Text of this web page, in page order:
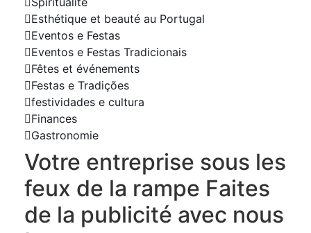
Esthétique et beauté au Portugal
Eventos e Festas
Eventos e Festas Tradicionais
Fêtes et événements
Festas e Tradições
festividades e cultura
Finances
Gastronomie
Votre entreprise sous les
feux de la rampe Faites
de la publicité avec nous